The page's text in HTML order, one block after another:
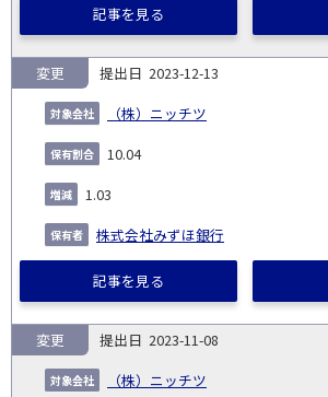
記事を見る
2023-12-13
（株）ニッチツ
変更
10.04
1.03
株式会社みずほ銀行
記事を見る
2023-11-08
（株）ニッチツ
変更